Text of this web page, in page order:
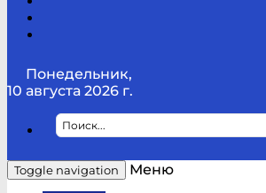
Понедельник,
10 августа 2026 г.
Toggle navigation
Меню